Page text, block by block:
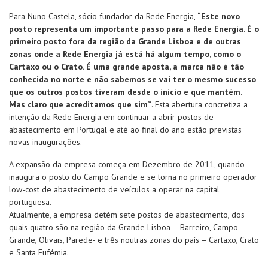
Nossa Rede
Produtos
Sobre
Media
Contatos
Para Nuno Castela, sócio fundador da Rede Energia, “Este novo
posto representa um importante passo para a Rede Energia. É o
primeiro posto fora da região da Grande Lisboa e de outras
zonas onde a Rede Energia já está há algum tempo, como o
Cartaxo ou o Crato. É uma grande aposta, a marca não é tão
conhecida no norte e não sabemos se vai ter o mesmo sucesso
que os outros postos tiveram desde o início e que mantém.
Mas claro que acreditamos que sim”. Esta abertura concretiza a
intenção da Rede Energia em continuar a abrir postos de
abastecimento em Portugal e até ao final do ano estão previstas
novas inaugurações.
A expansão da empresa começa em Dezembro de 2011, quando
inaugura o posto do Campo Grande e se torna no primeiro operador
low-cost de abastecimento de veículos a operar na capital
portuguesa.
Atualmente, a empresa detém sete postos de abastecimento, dos
quais quatro são na região da Grande Lisboa – Barreiro, Campo
Grande, Olivais, Parede- e três noutras zonas do país – Cartaxo, Crato
e Santa Eufémia.